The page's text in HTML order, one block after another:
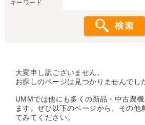
キーワード
大変申し訳ございません。
お探しのページは見つかりませんでし
UMMでは他にも多くの新品・中古農
ます。ぜひ以下のページから、その他
てみてください。